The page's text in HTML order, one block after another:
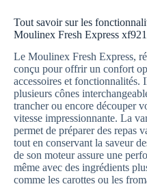
Tout savoir sur les
Moulinex Fresh Express
Le Moulinex Fresh Express,
conçu pour offrir un confort
accessoires et fonctionnalités.
plusieurs cônes
trancher ou encore découper
vitesse impressionnante. La
permet de préparer des repas
tout en conservant la saveur
de son moteur assure une
même avec des ingrédients
comme les carottes ou les